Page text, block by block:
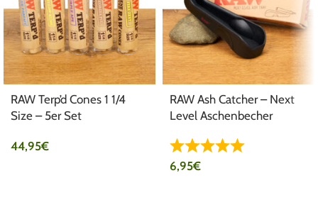
RAW Terp’d Cones 1 1/4
Size – 5er Set
44,95€
RAW Ash Catcher – Next
Level Aschenbecher
6,95€